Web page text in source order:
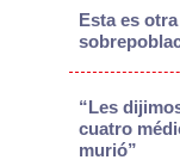
Esta es
“Les
cuatro
murió”